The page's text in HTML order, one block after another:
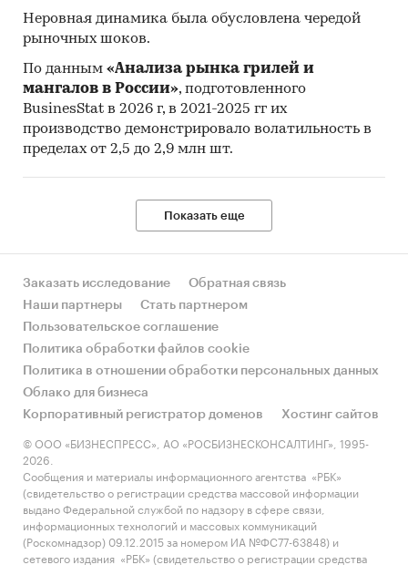
Неровная динамика была обусловлена чередой
рыночных шоков.
По данным «Анализа рынка грилей и
мангалов в России», подготовленного
BusinesStat в 2026 г, в 2021-2025 гг их
производство демонстрировало волатильность в
пределах от 2,5 до 2,9 млн шт.
Показать еще
Заказать исследование
Обратная связь
Наши партнеры
Стать партнером
Пользовательское соглашение
Политика обработки файлов cookie
Политика в отношении обработки персональных данных
Облако для бизнеса
Корпоративный регистратор доменов
Хостинг сайтов
© ООО «БИЗНЕСПРЕСС», АО «РОСБИЗНЕСКОНСАЛТИНГ», 1995-
2026.
Сообщения и материалы информационного агентства «РБК»
(свидетельство о регистрации средства массовой информации
выдано Федеральной службой по надзору в сфере связи,
информационных технологий и массовых коммуникаций
(Роскомнадзор) 09.12.2015 за номером ИА №ФС77-63848) и
сетевого издания «РБК» (свидетельство о регистрации средства